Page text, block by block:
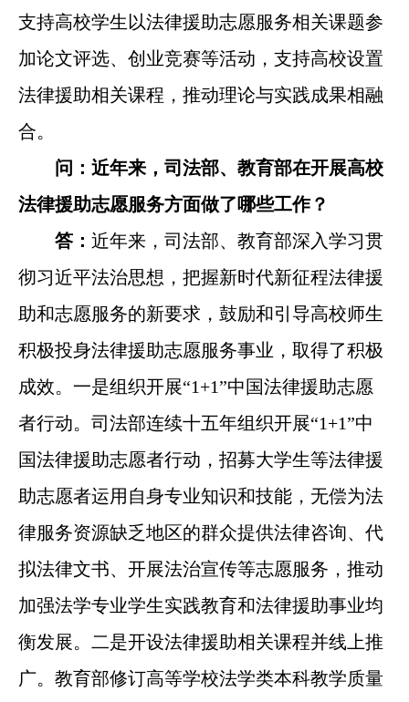
支持高校学生以法律援助志愿服务相关课题参
加论文评选、创业竞赛等活动，支持高校设置
法律援助相关课程，推动理论与实践成果相融
合。
问：近年来，司法部、教育部在开展高校
法律援助志愿服务方面做了哪些工作？
答： 近年来，司法部、教育部深入学习贯
彻习近平法治思想，把握新时代新征程法律援
助和志愿服务的新要求，鼓励和引导高校师生
积极投身法律援助志愿服务事业，取得了积极
成效。一是组织开展“1+1”中国法律援助志愿
者行动。司法部连续十五年组织开展“1+1”中
国法律援助志愿者行动，招募大学生等法律援
助志愿者运用自身专业知识和技能，无偿为法
律服务资源缺乏地区的群众提供法律咨询、代
拟法律文书、开展法治宣传等志愿服务，推动
加强法学专业学生实践教育和法律援助事业均
衡发展。二是开设法律援助相关课程并线上推
广。教育部修订高等学校法学类本科教学质量